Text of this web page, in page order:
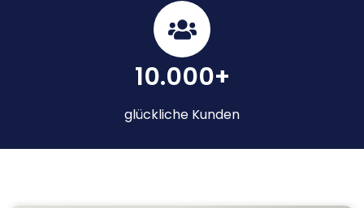
10.000+
glückliche Kunden